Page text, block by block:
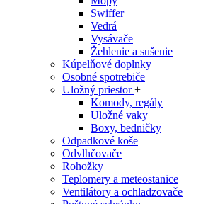
Swiffer
Vedrá
Vysávače
Žehlenie a sušenie
Kúpelňové doplnky
Osobné spotrebiče
Uložný priestor+
Komody, regály
Uložné vaky
Boxy, bedničky
Odpadkové koše
Odvlhčovače
Rohožky
Teplomery a meteostanice
Ventilátory a ochladzovače